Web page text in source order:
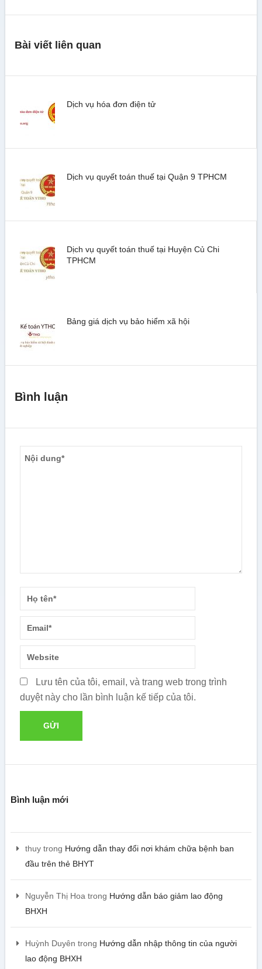
Bài viết liên quan
Dịch vụ hóa đơn điện tử
Dịch vụ quyết toán thuế tại Quận 9 TPHCM
Dịch vụ quyết toán thuế tại Huyện Củ Chi
TPHCM
Bảng giá dịch vụ bảo hiểm xã hội
Bình luận
Lưu tên của tôi, email, và trang web trong trình
duyệt này cho lần bình luận kế tiếp của tôi.
Bình luận mới
thuytrong Hướng dẫn thay đổi nơi khám chữa bệnh ban
đầu trên thẻ BHYT
Nguyễn Thị Hoa trong Hướng dẫn báo giảm lao động
BHXH
Huỳnh Duyên trong Hướng dẫn nhập thông tin của người
lao động BHXH